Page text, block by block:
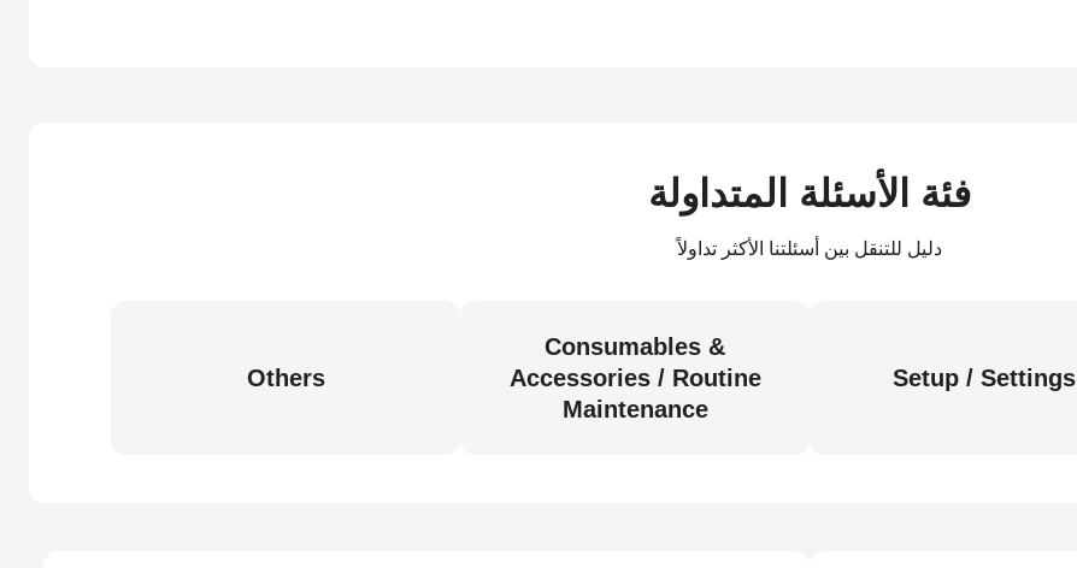
فئة الأسئلة المتداولة
دليل للتنقل بين أسئلتنا الأكثر تداولاً
Setup / Settings
Consumables &
Accessories / Routine
Maintenance
Others